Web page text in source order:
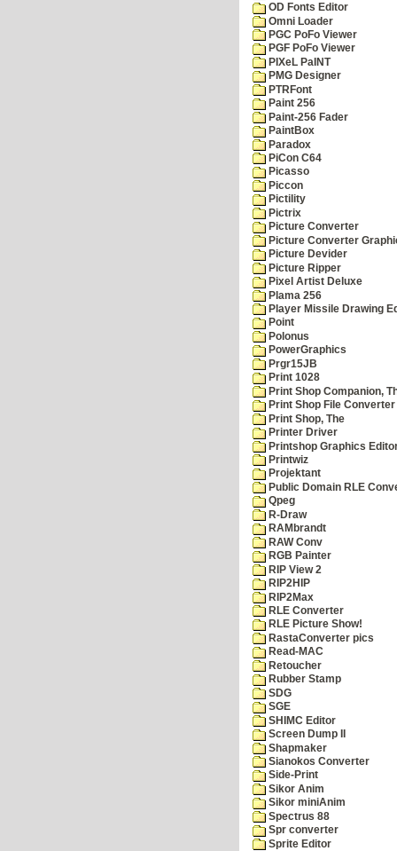
OD Fonts Editor
Omni Loader
PGC PoFo Viewer
PGF PoFo Viewer
PIXeL PaINT
PMG Designer
PTRFont
Paint 256
Paint-256 Fader
PaintBox
Paradox
PiCon C64
Picasso
Piccon
Pictility
Pictrix
Picture Converter
Picture Converter
Picture Devider
Picture Ripper
Pixel Artist Deluxe
Plama 256
Player Missile Drawing
Point
Polonus
PowerGraphics
Prgr15JB
Print 1028
Print Shop Companion,
Print Shop File Converter
Print Shop, The
Printer Driver
Printshop Graphics
Printwiz
Projektant
Public Domain RLE
Qpeg
R-Draw
RAMbrandt
RAW Conv
RGB Painter
RIP View 2
RIP2HIP
RIP2Max
RLE Converter
RLE Picture Show!
RastaConverter pics
Read-MAC
Retoucher
Rubber Stamp
SDG
SGE
SHIMC Editor
Screen Dump II
Shapmaker
Sianokos Converter
Side-Print
Sikor Anim
Sikor miniAnim
Spectrus 88
Spr converter
Sprite Editor